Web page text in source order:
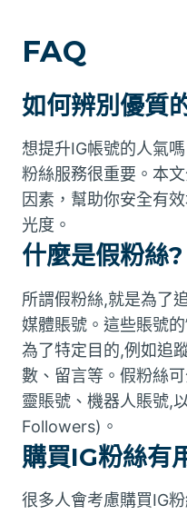
FAQ
如何辨別優質
想提升IG帳號的人氣
粉絲服務很重要。本
因素，幫助你安全有
光度。
什麼是假粉絲?
所謂假粉絲,就是為了
媒體賬號。這些賬號
為了特定目的,例如追
數、留言等。假粉絲
靈賬號、機器人賬號,
Followers)。
購買IG粉絲有
很多人會考慮購買IG